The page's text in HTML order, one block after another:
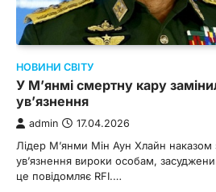
НОВИНИ СВІТУ
У М’янмі смертну кару
ув’язнення
admin 17.04.2026
Лідер М’янми Мін Аун Хлайн наказом
ув’язнення вироки особам,
це повідомляє RFI.…